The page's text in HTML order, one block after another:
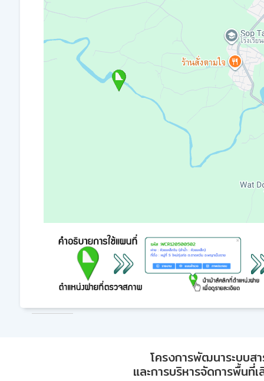
โครงการพัฒนาระบบส
และการบริหารจัดการพื้นที่